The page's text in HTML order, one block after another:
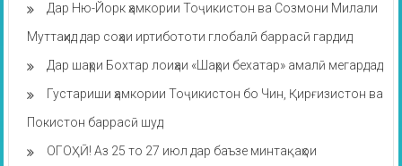
Дар Ню-Йорк ҳамкории Тоҷикистон ва Созмони Милали
Муттаҳид дар соҳаи иртибототи глобалӣ баррасӣ гардид
Дар шаҳри Бохтар лоиҳаи «Шаҳри бехатар» амалӣ мегардад
Густариши ҳамкории Тоҷикистон бо Чин, Қирғизистон ва
Покистон баррасӣ шуд
ОГОҲӢ! Аз 25 то 27 июл дар баъзе минтақаҳои